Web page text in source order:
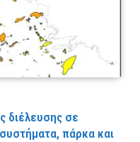
διέλευσης σε
πάρκα και